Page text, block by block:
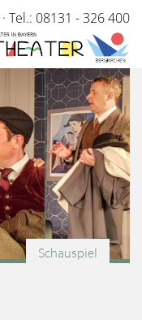
· Tel.: 08131 - 326 400
Schauspiel